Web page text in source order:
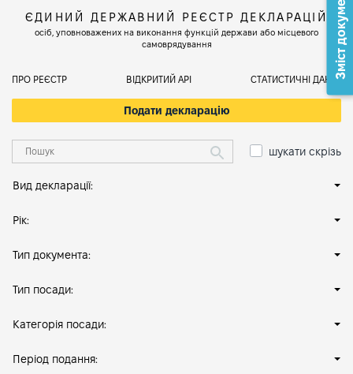
ЄДИНИЙ ДЕРЖАВНИЙ РЕЄСТР ДЕКЛАРАЦІЙ
осіб, уповноважених на виконання функцій держави або місцевого
самоврядування
ПРО РЕЄСТР ВІДКРИТИЙ АРІ СТАТИСТИЧНІ ДАНІ
Подати декларацію
шукати скрізь
Вид декларації:
Рік:
Тип документа:
Тип посади:
Категорія посади:
Період подання:
Зміст документа